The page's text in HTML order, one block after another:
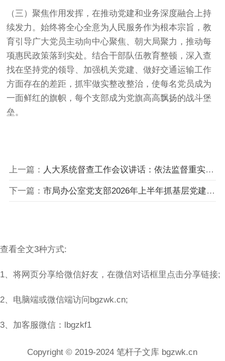
（三）聚焦作用发挥，在推动党建和业务深度融合上持
续发力。始终将全心全意为人民服务作为根本宗旨，教
育引导广大党员主动向中心聚焦、朝大局聚力，推动每
项惠民政策落到实处。结合干部队伍教育整顿，深入查
找在坚持党的领导、加强机关党建、做好交通运输工作
方面存在的差距，抓牢做实整改整治，使每名党员成为
一面鲜红的旗帜，每个支部成为党旗高高飘扬的战斗堡
垒。
上一篇： 人大系统督查工作会议讲话：依法监督重实效，跟踪问效促落实，以高质量督查推动人大决议决定落地见效
下一篇： 市局办公室党支部2026年上半年抓基层党建工作总结
查看全文3种方式:
1、将网页分享给微信好友，在微信对话框里点击分享链接;
2、电脑端或微信端访问bgzwk.cn;
3、加客服微信：lbgzkf1
Copyright © 2019-2024 笔杆子文库 bgzwk.cn